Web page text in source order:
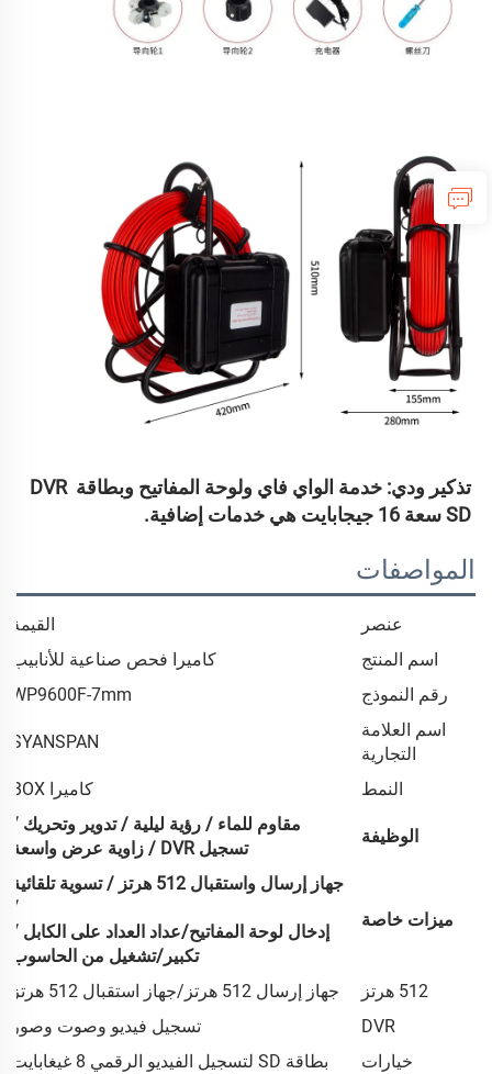
تذكير ودي: خدمة الواي فاي ولوحة المفاتيح وبطاقة DVR
SD سعة 16 جيجابايت هي خدمات إضافية.
المواصفات
عنصر
القيمة
اسم المنتج
كاميرا فحص صناعية للأنابيب
رقم النموذج
WP9600F-7mm
اسم العلامة
التجارية
SYANSPAN
النمط كاميرا BOX
الوظيفة
مقاوم للماء / رؤية ليلية / تدوير وتحريك /
تسجيل DVR / زاوية عرض واسعة
ميزات خاصة
جهاز إرسال واستقبال 512 هرتز / تسوية تلقائية
/
إدخال لوحة المفاتيح/عداد العداد على الكابل /
تكبير/تشغيل من الحاسوب
512 هرتز
جهاز إرسال 512 هرتز/جهاز استقبال 512 هرتز
DVR
تسجيل فيديو وصوت وصور
خيارات
بطاقة SD لتسجيل الفيديو الرقمي 8 غيغابايت